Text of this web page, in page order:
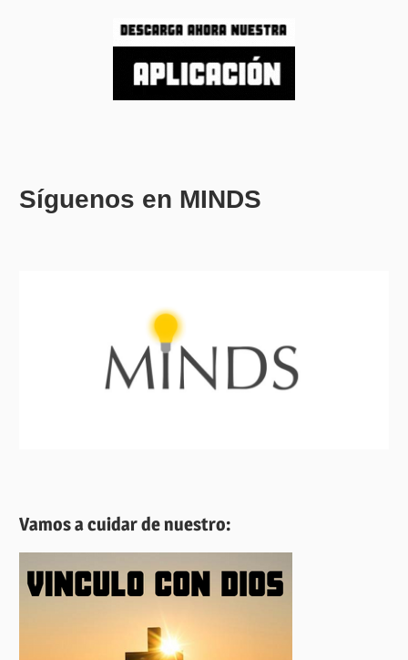
Síguenos en MINDS
Vamos a cuidar de nuestro: